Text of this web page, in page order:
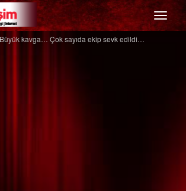
Menü
Ağaçtan düştü…